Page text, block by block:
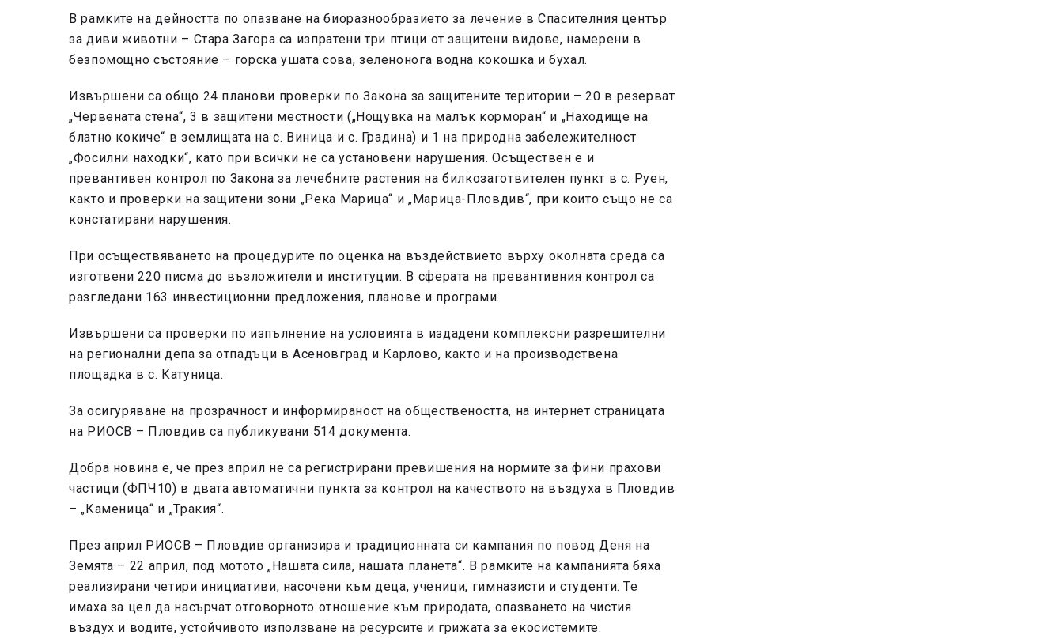
В рамките на дейността по опазване на биоразнообразието за лечение в Спасителния център
за диви животни – Стара Загора са изпратени три птици от защитени видове, намерени в
безпомощно състояние – горска ушата сова, зеленонога водна кокошка и бухал.
Извършени са общо 24 планови проверки по Закона за защитените територии – 20 в резерват
„Червената стена“, 3 в защитени местности („Нощувка на малък корморан“ и „Находище на
блатно кокиче“ в землищата на с. Виница и с. Градина) и 1 на природна забележителност
„Фосилни находки“, като при всички не са установени нарушения. Осъществен е и
превантивен контрол по Закона за лечебните растения на билкозаготвителен пункт в с. Руен,
както и проверки на защитени зони „Река Марица“ и „Марица-Пловдив“, при които също не са
констатирани нарушения.
При осъществяването на процедурите по оценка на въздействието върху околната среда са
изготвени 220 писма до възложители и институции. В сферата на превантивния контрол са
разгледани 163 инвестиционни предложения, планове и програми.
Извършени са проверки по изпълнение на условията в издадени комплексни разрешителни
на регионални депа за отпадъци в Асеновград и Карлово, както и на производствена
площадка в с. Катуница.
За осигуряване на прозрачност и информираност на обществеността, на интернет страницата
на РИОСВ – Пловдив са публикувани 514 документа.
Добра новина е, че през април не са регистрирани превишения на нормите за фини прахови
частици (ФПЧ10) в двата автоматични пункта за контрол на качеството на въздуха в Пловдив
– „Каменица“ и „Тракия“.
През април РИОСВ – Пловдив организира и традиционната си кампания по повод Деня на
Земята – 22 април, под мотото „Нашата сила, нашата планета“. В рамките на кампанията бяха
реализирани четири инициативи, насочени към деца, ученици, гимназисти и студенти. Те
имаха за цел да насърчат отговорното отношение към природата, опазването на чистия
въздух и водите, устойчивото използване на ресурсите и грижата за екосистемите.